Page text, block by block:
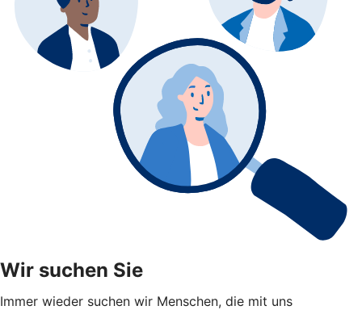
Wir suchen Sie
Immer wieder suchen wir Menschen, die mit uns